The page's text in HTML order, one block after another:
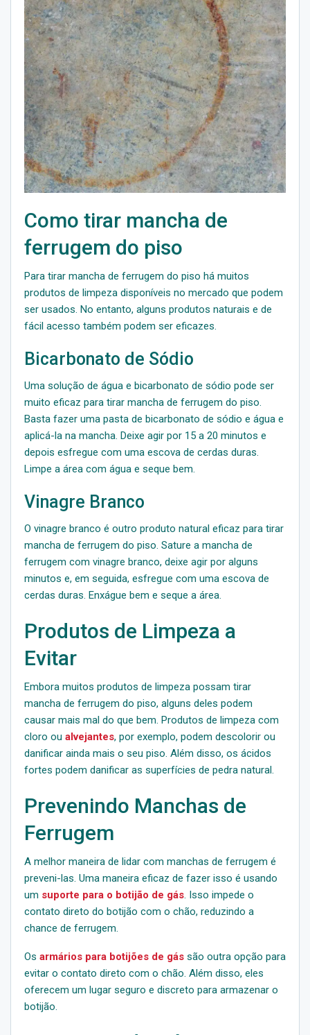
Como tirar mancha de
ferrugem do piso
Para tirar mancha de ferrugem do piso há muitos
produtos de limpeza disponíveis no mercado que podem
ser usados. No entanto, alguns produtos naturais e de
fácil acesso também podem ser eficazes.
Bicarbonato de Sódio
Uma solução de água e bicarbonato de sódio pode ser
muito eficaz para tirar mancha de ferrugem do piso.
Basta fazer uma pasta de bicarbonato de sódio e água e
aplicá-la na mancha. Deixe agir por 15 a 20 minutos e
depois esfregue com uma escova de cerdas duras.
Limpe a área com água e seque bem.
Vinagre Branco
O vinagre branco é outro produto natural eficaz para tirar
mancha de ferrugem do piso. Sature a mancha de
ferrugem com vinagre branco, deixe agir por alguns
minutos e, em seguida, esfregue com uma escova de
cerdas duras. Enxágue bem e seque a área.
Produtos de Limpeza a
Evitar
Embora muitos produtos de limpeza possam tirar
mancha de ferrugem do piso, alguns deles podem
causar mais mal do que bem. Produtos de limpeza com
cloro ou alvejantes, por exemplo, podem descolorir ou
danificar ainda mais o seu piso. Além disso, os ácidos
fortes podem danificar as superfícies de pedra natural.
Prevenindo Manchas de
Ferrugem
A melhor maneira de lidar com manchas de ferrugem é
preveni-las. Uma maneira eficaz de fazer isso é usando
um suporte para o botijão de gás. Isso impede o
contato direto do botijão com o chão, reduzindo a
chance de ferrugem.
Os armários para botijões de gás são outra opção para
evitar o contato direto com o chão. Além disso, eles
oferecem um lugar seguro e discreto para armazenar o
botijão.